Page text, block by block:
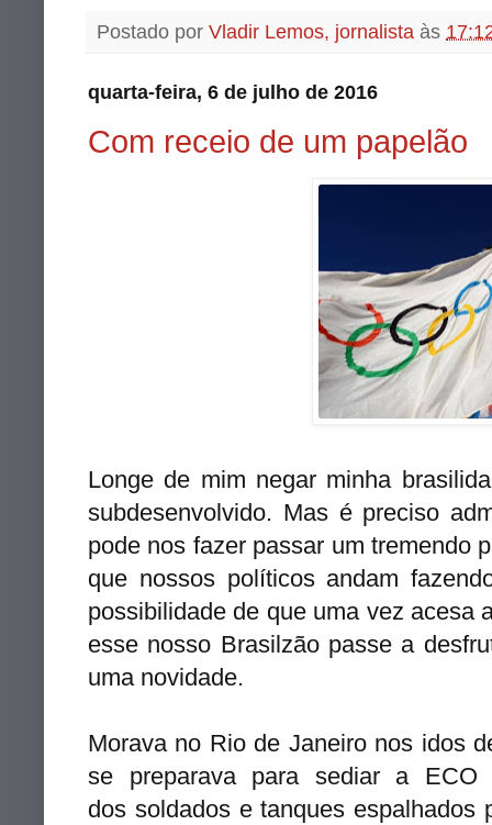
Postado por Vladir Lemos, jornalista às
quarta-feira, 6 de julho de 2016
Com receio de um papelão
Longe de mim negar minha
subdesenvolvido. Mas é preciso
pode nos fazer passar um tremendo
que nossos políticos andam
possibilidade de que uma vez acesa
esse nosso Brasilzão passe a
uma novidade.
Morava no Rio de Janeiro nos idos
se preparava para sediar a
dos soldados e tanques